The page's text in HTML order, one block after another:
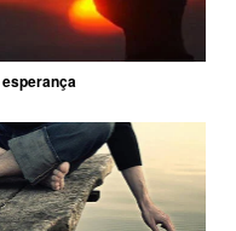
esperança